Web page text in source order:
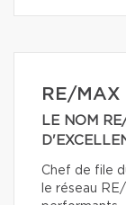
RE/MAX
LE NOM
Chef de file
le réseau